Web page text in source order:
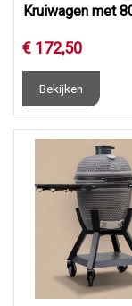
€ 172,50
Bekijken